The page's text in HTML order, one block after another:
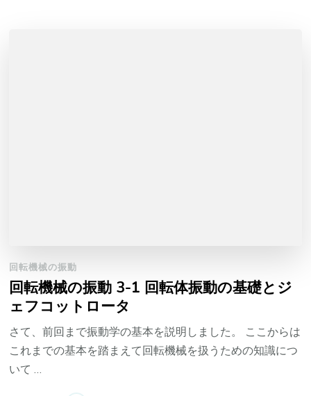
回転機械の振動
回転機械の振動 3-1 回転体振動の基礎とジ
ェフコットロータ
さて、前回まで振動学の基本を説明しました。 ここからは
これまでの基本を踏まえて回転機械を扱うための知識につ
いて …